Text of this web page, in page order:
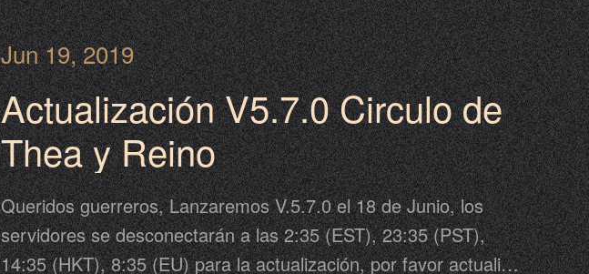
Jun 19, 2019
Actualización V5.7.0 Circulo de
Thea y Reino
Queridos guerreros, Lanzaremos V.5.7.0 el 18 de Junio, los
servidores se desconectarán a las 2:35 (EST), 23:35 (PST),
14:35 (HKT), 8:35 (EU) para la actualización, por favor actualice